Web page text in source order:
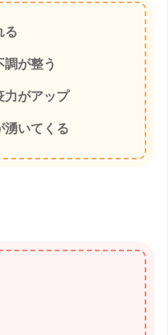
る
が整う
力がアップ
湧いてくる